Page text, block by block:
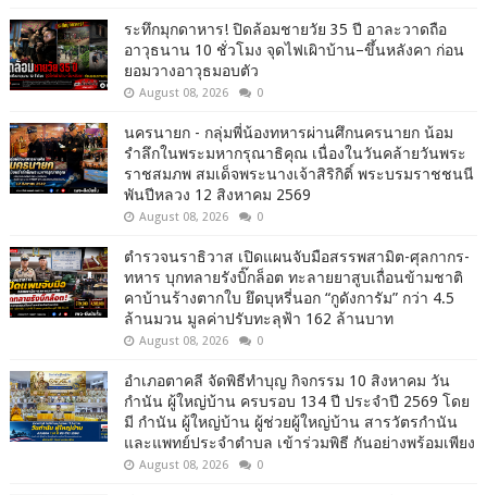
ระทึกมุกดาหาร! ปิดล้อมชายวัย 35 ปี อาละวาดถือ
อาวุธนาน 10 ชั่วโมง จุดไฟเผิาบ้าน–ขึ้นหลังคา ก่อน
ยอมวางอาวุธมอบตัว
August 08, 2026 0
นครนายก - กลุ่มพี่น้องทหารผ่านศึกนครนายก น้อม
รำลึกในพระมหากรุณาธิคุณ เนื่องในวันคล้ายวันพระ
ราชสมภพ สมเด็จพระนางเจ้าสิริกิติ์ พระบรมราชชนนี
พันปีหลวง 12 สิงหาคม 2569
August 08, 2026 0
ตำรวจนราธิวาส เปิดแผนจับมือสรรพสามิต-ศุลกากร-
ทหาร บุกทลายรังบิ๊กล็อต ทะลายยาสูบเถื่อนข้ามชาติ
คาบ้านร้างตากใบ ยึดบุหรี่นอก “กูดังการัม” กว่า 4.5
ล้านมวน มูลค่าปรับทะลุฟ้า 162 ล้านบาท
August 08, 2026 0
อำเภอตาคลี จัดพิธีทำบุญ กิจกรรม 10 สิงหาคม วัน
กำนัน ผู้ใหญ่บ้าน ครบรอบ 134 ปี ประจำปี 2569 โดย
มี กำนัน ผู้ใหญ่บ้าน ผู้ช่วยผู้ใหญ่บ้าน สารวัตรกำนัน
และแพทย์ประจำตำบล เข้าร่วมพิธี กันอย่างพร้อมเพียง
August 08, 2026 0